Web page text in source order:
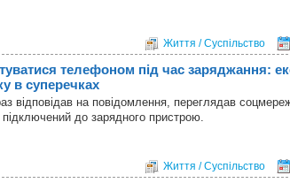
Життя / Суспільство
телефоном під час заряджання:
в суперечках
відповідав на повідомлення, переглядав
до зарядного пристрою.
Життя / Суспільство